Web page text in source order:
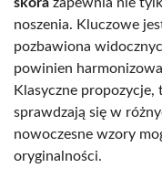
noszenia. Kluczowe
pozbawiona
powinien
Klasyczne propozycje,
sprawdzają się w
nowoczesne wzory
oryginalności.